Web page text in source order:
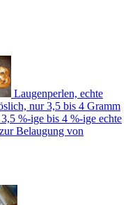
Laugenperlen, echte
nur 3,5 bis 4 Gramm
%-ige bis 4 %-ige echte
Belaugung von